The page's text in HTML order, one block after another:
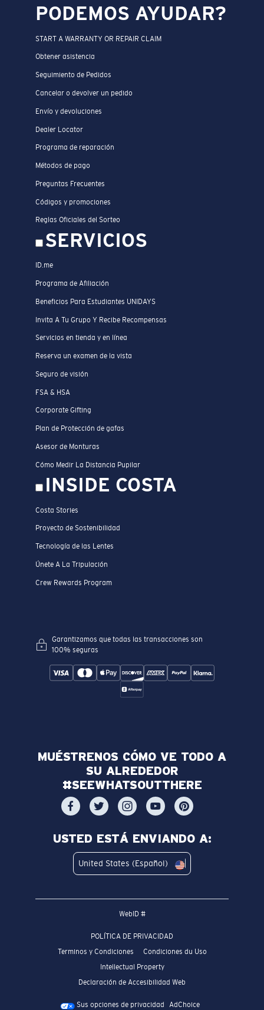
PODEMOS AYUDAR?
START A WARRANTY OR REPAIR CLAIM
Obtener asistencia
Seguimiento de Pedidos
Cancelar o devolver un pedido
Envío y devoluciones
Dealer Locator
Programa de reparación
Métodos de pago
Preguntas Frecuentes
Códigos y promociones
Reglas Oficiales del Sorteo
SERVICIOS
ID.me
Programa de Afiliación
Beneficios Para Estudiantes UNIDAYS
Invita A Tu Grupo Y Recibe Recompensas
Servicios en tienda y en línea
Reserva un examen de la vista
Seguro de visión
FSA & HSA
Corporate Gifting
Plan de Protección de gafas
Asesor de Monturas
Cómo Medir La Distancia Pupilar
INSIDE COSTA
Costa Stories
Proyecto de Sostenibilidad
Tecnología de las Lentes
Únete A La Tripulación
Crew Rewards Program
Garantizamos que todas las transacciones son
100% seguras
MUÉSTRENOS CÓMO VE TODO A
SU ALREDEDOR
#SEEWHATSOUTTHERE
USTED ESTÁ ENVIANDO A:
United States (Español)
WebID #
POLÍTICA DE PRIVACIDAD
Terminos y Condiciones
Condiciones du Uso
Intellectual Property
Declaración de Accesibilidad Web
Sus opciones de privacidad AdChoice